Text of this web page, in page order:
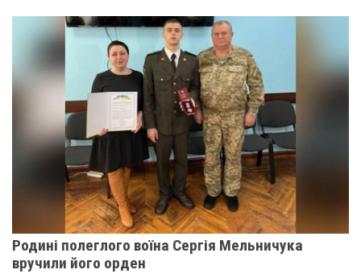
Родині полеглого воїна Сергія Мельничука
вручили його орден